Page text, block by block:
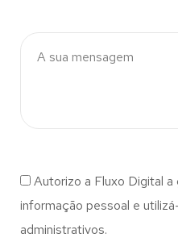
Autorizo a Fluxo Digital a
informação pessoal e
administrativos.